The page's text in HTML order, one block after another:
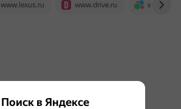
www.lexus.ru www.drive.ru
Поиск в Яндексе